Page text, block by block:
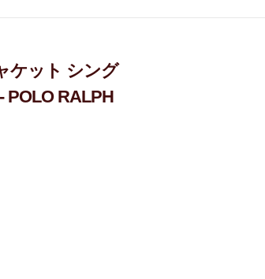
ケット シング
POLO RALPH